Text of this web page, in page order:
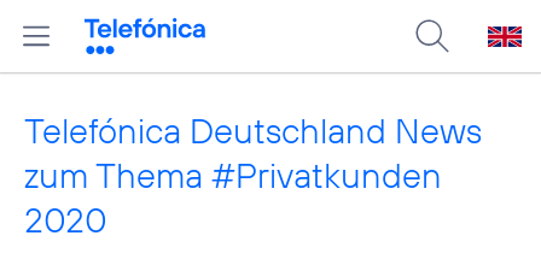
Telefónica Deutschland News
zum Thema #Privatkunden
2020